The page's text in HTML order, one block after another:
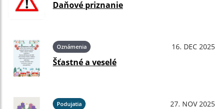
Daňové priznanie
Oznámenia 16. DEC 2025
Šťastné a veselé
Podujatia 27. NOV 2025